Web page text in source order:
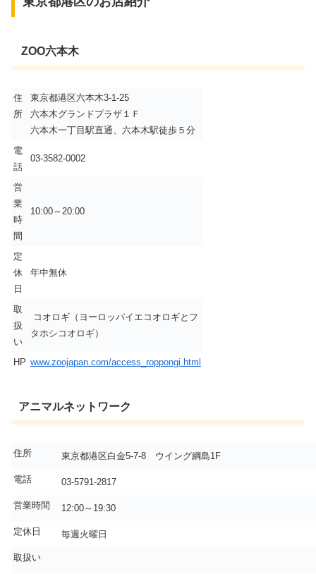
ZOO六本木
住
所
東京都港区六本木3-1-25
六本木グランドプラザ１Ｆ
六本木一丁目駅直通、六本木駅徒歩５分
電
話
03-3582-0002
営
業
時
間
10:00～20:00
定
休
日
年中無休
取
扱
い
コオロギ（ヨーロッパイエコオロギとフ
タホシコオロギ）
HP www.zoojapan.com/access_roppongi.html
アニマルネットワーク
住所 東京都港区白金5-7-8 ウイング綱島1F
電話 03-5791-2817
営業時間 12:00～19:30
定休日 毎週火曜日
取扱い